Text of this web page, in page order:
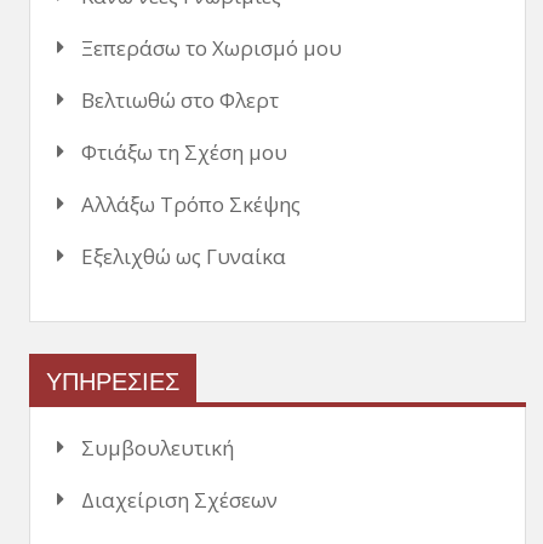
Ξεπεράσω το Χωρισμό μου
Βελτιωθώ στο Φλερτ
Φτιάξω τη Σχέση μου
Αλλάξω Τρόπο Σκέψης
Εξελιχθώ ως Γυναίκα
ΥΠΗΡΕΣΙΕΣ
Συμβουλευτική
Διαχείριση Σχέσεων